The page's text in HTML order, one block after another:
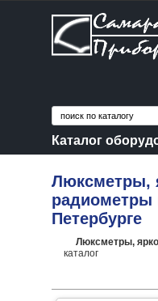
Каталог
Люксметры,
радиометры
Петербурге
Люксметры,
каталог